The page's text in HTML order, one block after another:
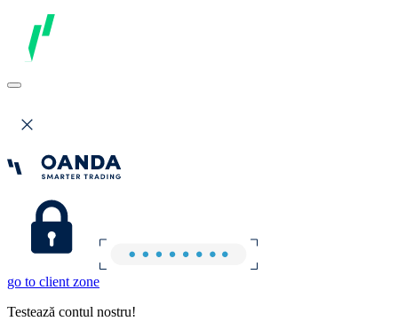
go to client zone
Testează contul nostru!